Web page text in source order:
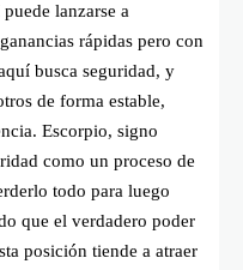
lanzarse a
rápidas pero con
busca seguridad, y
de forma estable,
Escorpio, signo
como un proceso de
todo para luego
que el verdadero poder
posición tiende a atraer